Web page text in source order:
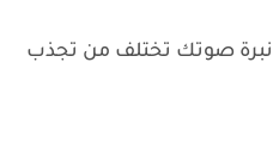
صوتك تختلف من تجذب